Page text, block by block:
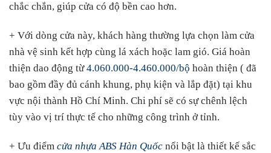
chắc chắn, giúp cửa có độ bền cao hơn.
+ Với dòng cửa này, khách hàng thường lựa chọn làm cửa
nhà vệ sinh kết hợp cùng lá xách hoặc lam gió. Giá hoàn
thiện dao động từ4.060.000-4.460.000/bộ hoàn thiện ( đã
bao gồm đầy đủ cánh khung, phụ kiện và lắp đặt) tại khu
vực nội thành Hồ Chí Minh. Chi phí sẽ có sự chênh lệch
tùy vào vị trí thực tế cho những công trình ở tỉnh.
+ Ưu điểm cửa nhựa ABS Hàn Quốc nổi bật là thiết kế sắc